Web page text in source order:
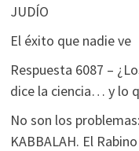
JUDÍO
El éxito que nadie ve
Respuesta 6087 –
dice la ciencia… y lo
No son los
KABBALAH. El